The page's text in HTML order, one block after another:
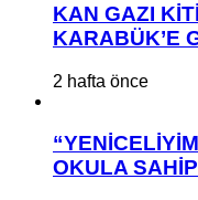
KAN GAZI
KARABÜK’E
2 hafta önce
OKULA